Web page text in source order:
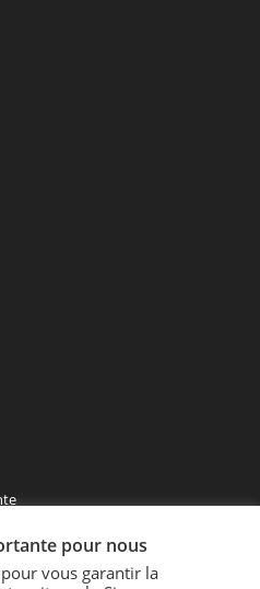
pour nous
vous garantir la